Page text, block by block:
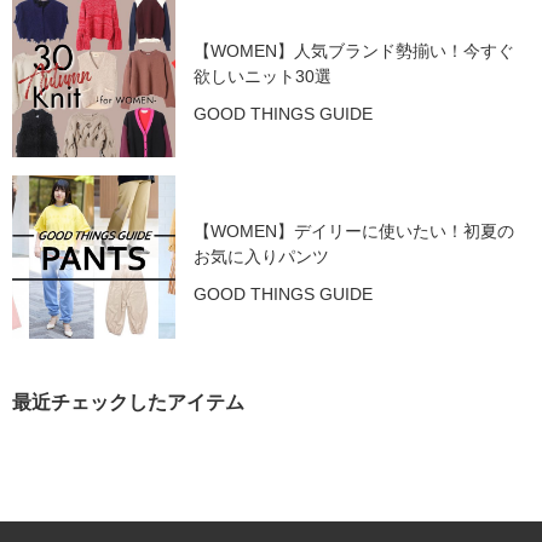
【WOMEN】人気ブランド勢揃い！今すぐ
欲しいニット30選
GOOD THINGS GUIDE
【WOMEN】デイリーに使いたい！初夏の
お気に入りパンツ
GOOD THINGS GUIDE
最近チェックしたアイテム